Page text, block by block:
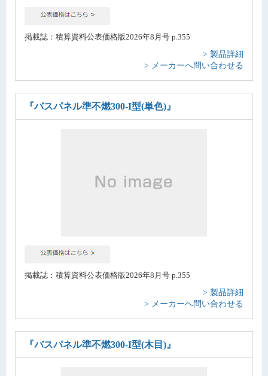
掲載誌：積算資料公表価格版2026年8月号 p.355
> 製品詳細
> メーカーへ問い合わせる
『バスパネル準不燃300-I型(単色)』
掲載誌：積算資料公表価格版2026年8月号 p.355
> 製品詳細
> メーカーへ問い合わせる
『バスパネル準不燃300-I型(木目)』